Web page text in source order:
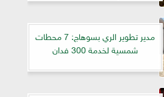
مدير تطوير الري بسوهاج: 7 محطات
شمسية لخدمة 300 فدان